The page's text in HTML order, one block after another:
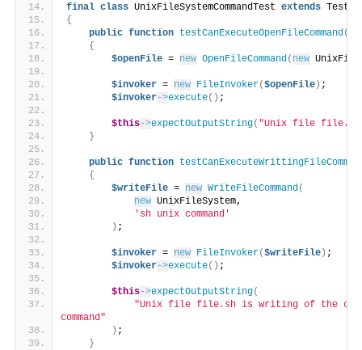
final class UnixFileSystemCommandTest extends
{
public function testCanExecuteOpenFileCommand ()
{
$openFile = new OpenFileCommand ( new
$invoker = new FileInvoker($openFile) ;
$invoker->execute() ;
$this->expectOutputString( "Unix file file.sh
}
public function
{
$writeFile = new WriteFileCommand (
new UnixFileSystem,
'sh unix command'
) ;
$invoker = new FileInvoker($writeFile) ;
$invoker->execute() ;
$this->expectOutputString(
"Unix file file.sh is writing of the
command"
) ;
}